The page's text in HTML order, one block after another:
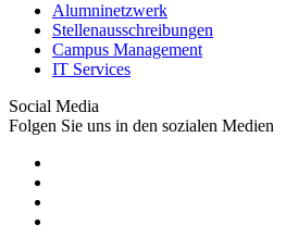
Alumninetzwerk
Stellenausschreibungen
Campus Management
IT Services
Social Media
Folgen Sie uns in den sozialen Medien